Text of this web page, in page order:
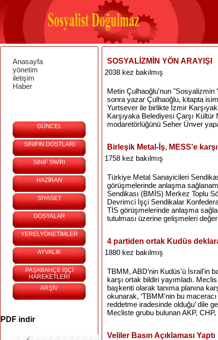
Anasayfa
yönetim
iletişim
Haber
GÜNCEL
SINIFIN DOSTLARI
SINIF TAVRI
HAZİRAN
SİYASET
DOSYALAR
YERELYÖNETİMLER
AYVALIK
PAŞABAHÇE İŞÇİ
HAREKETLERİ
ARŞİV
PDF indir
SOSYALİZMİN YÖN ARAYIŞI
2038 kez bakılmış
Metin Çulhaoğlu'nun "Sosyalizmin
sonra yazar Çulhaoğlu, kitapta
Yurtsever ile birlikte İzmir
Karşıyaka Belediyesi Çarşı
modaretörlüğünü Seher Ünver
Birleşik Metal-İş, MESS'e karşı
1758 kez bakılmış
Türkiye Metal Sanayicileri
görüşmelerinde anlaşma
Sendikası (BMİS) Merkez Toplu
Devrimci İşçi Sendikalar
TİS görüşmelerinde anlaşma
tutulması üzerine gelişmeleri
4 partiden ortak Kudüs
1880 kez bakılmış
TBMM, ABD’nin Kudüs'ü İsrail'in
karşı ortak bildiri yayımladı.
başkenti olarak tanıma planına
okunarak, ‘TBMM'nin bu
reddetme iradesinde olduğu’ dile
Mecliste grubu bulunan AKP, CHP,
Veliler Basın Açıklaması Yaptı